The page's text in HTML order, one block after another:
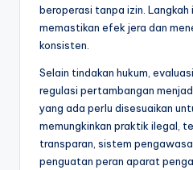
beroperasi tanpa izin.
memastikan efek jera dan
konsisten.
Selain tindakan hukum,
regulasi pertambangan
yang ada perlu disesuaikan
memungkinkan praktik ilegal,
transparan, sistem
penguatan peran aparat